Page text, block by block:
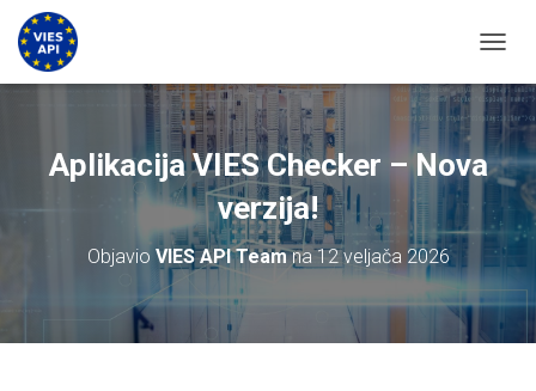
Aplikacija VIES Checker – Nova
verzija!
Objavio VIES API Teamna12 veljača 2026